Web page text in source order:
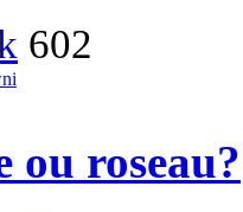
602
ou roseau?